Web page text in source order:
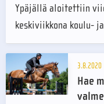
Ypäjällä aloitettiin
keskiviikkona koulu-
3.8.2020
Hae